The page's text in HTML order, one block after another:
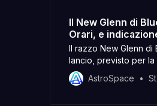
Il New Glenn di
Orari, e
Il razzo New Glenn di
lancio, previsto per la
AstroSpace